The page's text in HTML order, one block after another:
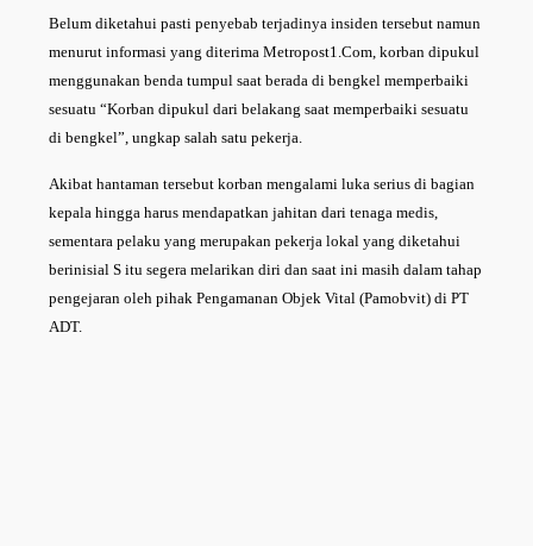
Belum diketahui pasti penyebab terjadinya insiden tersebut namun
menurut informasi yang diterima Metropost1.Com, korban dipukul
menggunakan benda tumpul saat berada di bengkel memperbaiki
sesuatu “Korban dipukul dari belakang saat memperbaiki sesuatu
di bengkel”, ungkap salah satu pekerja.
Akibat hantaman tersebut korban mengalami luka serius di bagian
kepala hingga harus mendapatkan jahitan dari tenaga medis,
sementara pelaku yang merupakan pekerja lokal yang diketahui
berinisial S itu segera melarikan diri dan saat ini masih dalam tahap
pengejaran oleh pihak Pengamanan Objek Vital (Pamobvit) di PT
ADT.